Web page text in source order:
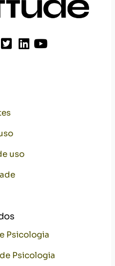
uso
Psicologia
Psicologia